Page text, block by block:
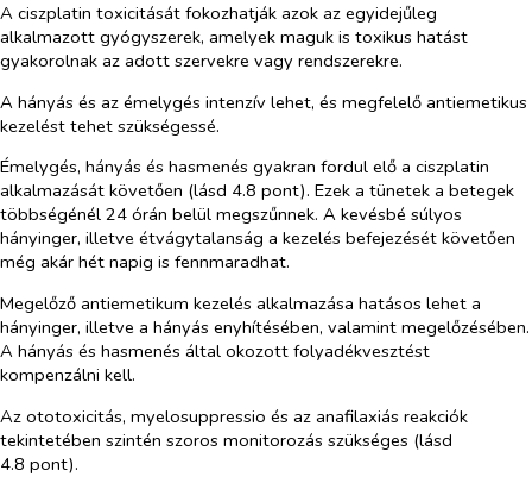
A ciszplatin toxicitását fokozhatják azok az egyidejűleg
alkalmazott gyógyszerek, amelyek maguk is toxikus hatást
gyakorolnak az adott szervekre vagy rendszerekre.
A hányás és az émelygés intenzív lehet, és megfelelő antiemetikus
kezelést tehet szükségessé.
Émelygés, hányás és hasmenés gyakran fordul elő a ciszplatin
alkalmazását követően (lásd 4.8 pont). Ezek a tünetek a betegek
többségénél 24 órán belül megszűnnek. A kevésbé súlyos
hányinger, illetve étvágytalanság a kezelés befejezését követően
még akár hét napig is fennmaradhat.
Megelőző antiemetikum kezelés alkalmazása hatásos lehet a
hányinger, illetve a hányás enyhítésében, valamint megelőzésében.
A hányás és hasmenés által okozott folyadékvesztést
kompenzálni kell.
Az ototoxicitás, myelosuppressio és az anafilaxiás reakciók
tekintetében szintén szoros monitorozás szükséges (lásd
4.8 pont).